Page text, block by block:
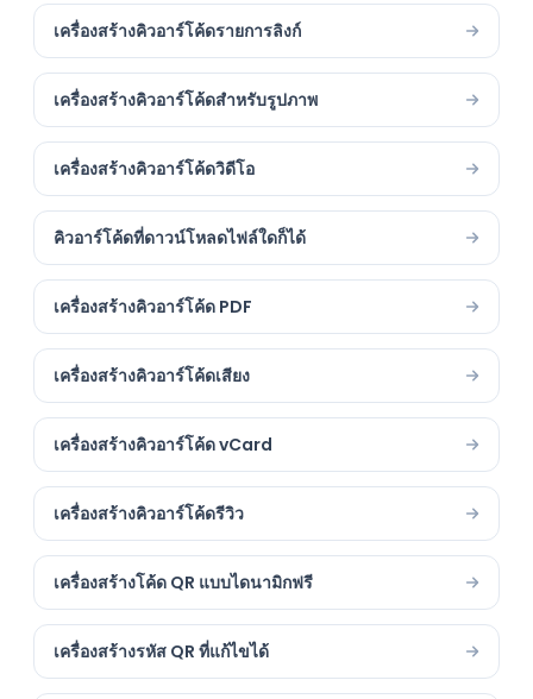
เครื่องสร้างคิวอาร์โค้ดรายการลิงก์
เครื่องสร้างคิวอาร์โค้ดสำหรับรูปภาพ
เครื่องสร้างคิวอาร์โค้ดวิดีโอ
คิวอาร์โค้ดที่ดาวน์โหลดไฟล์ใดก็ได้
เครื่องสร้างคิวอาร์โค้ด PDF
เครื่องสร้างคิวอาร์โค้ดเสียง
เครื่องสร้างคิวอาร์โค้ด vCard
เครื่องสร้างคิวอาร์โค้ดรีวิว
เครื่องสร้างโค้ด QR แบบไดนามิกฟรี
เครื่องสร้างรหัส QR ที่แก้ไขได้